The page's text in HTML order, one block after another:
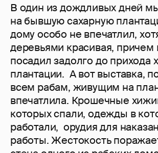
В один из дождливых дней
на бывшую сахарную
дому особо не впечатлил,
деревьями красивая, причем
посадил задолго до прихода
плантации. А вот выставка,
всем рабам, живущим на
впечатлила. Крошечные
которых спали, одежды в
работали, орудия для
работы. Жестокость